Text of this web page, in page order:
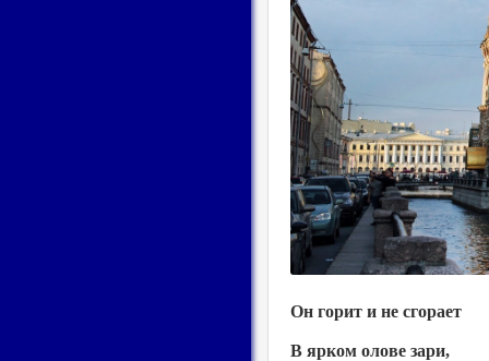
Он горит и не сгорает
В ярком олове зари,